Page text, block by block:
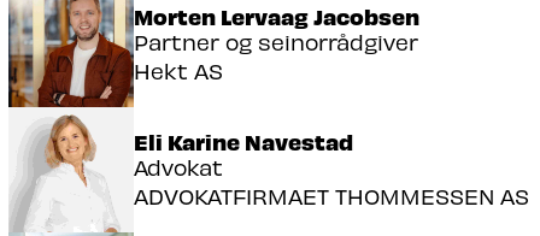
Morten Lervaag Jacobsen
Partner og seinorrådgiver
Hekt AS
Eli Karine Navestad
Advokat
ADVOKATFIRMAET THOMMESSEN AS